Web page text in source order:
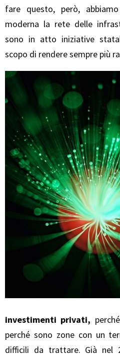
fare questo, però,
moderna la rete delle
sono in atto iniziative
scopo di rendere sempre più
investimenti privati,
perché sono zone con un
difficili da trattare. Già nel